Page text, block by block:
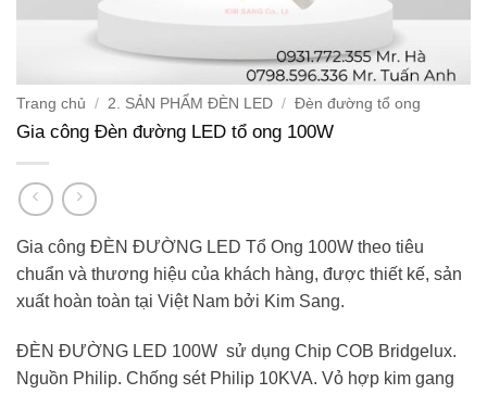
Trang chủ / 2. SẢN PHẨM ĐÈN LED / Đèn đường tổ ong
Gia công Đèn đường LED tổ ong 100W
Gia công ĐÈN ĐƯỜNG LED Tổ Ong 100W theo tiêu
chuẩn và thương hiệu của khách hàng, được thiết kế, sản
xuất hoàn toàn tại Việt Nam bởi Kim Sang.
ĐÈN ĐƯỜNG LED 100W sử dụng Chip COB Bridgelux.
Nguồn Philip. Chống sét Philip 10KVA. Vỏ hợp kim gang